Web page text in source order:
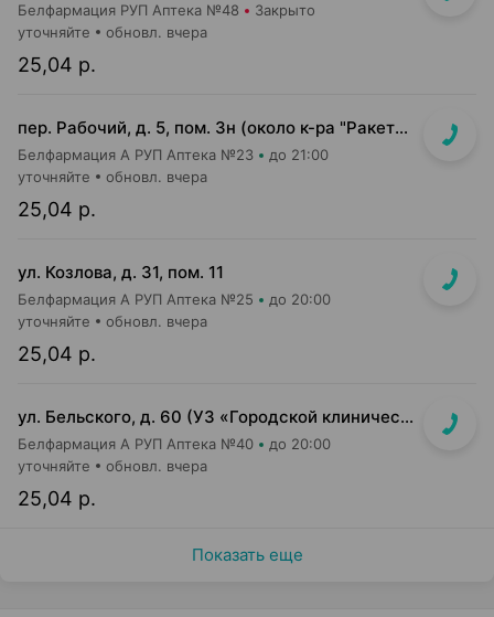
Белфармация РУП Аптека №48 Закрыто
25,04 р.
уточняйте обновл. вчера
пер. Рабочий, д. 5, пом. 3н (около к-ра "Ракета")
Белфармация А РУП Аптека №23 до 21:00
25,04 р.
уточняйте обновл. вчера
ул. Козлова, д. 31, пом. 11
Белфармация А РУП Аптека №25 до 20:00
25,04 р.
уточняйте обновл. вчера
ул. Бельского, д. 60 (УЗ «Городской клинический роддом №2»)
Белфармация А РУП Аптека №40 до 20:00
25,04 р.
уточняйте обновл. вчера
Показать еще